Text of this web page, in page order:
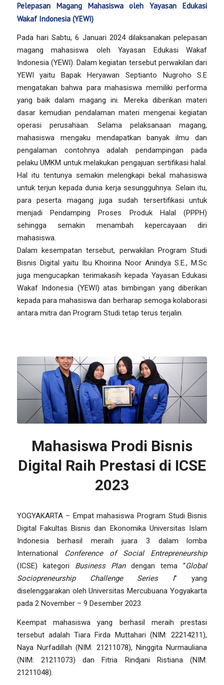
Pelepasan Magang Mahasiswa oleh Yayasan Edukasi
Wakaf Indonesia (YEWI)
Pada hari Sabtu, 6 Januari 2024 dilaksanakan pelepasan
magang mahasiswa oleh Yayasan Edukasi Wakaf
Indonesia (YEWI). Dalam kegiatan tersebut perwakilan dari
YEWI yaitu Bapak Heryawan Septianto Nugroho S.E
mengatakan bahwa para mahasiswa memiliki performa
yang baik dalam magang ini. Mereka diberikan materi
dasar kemudian pendalaman materi mengenai kegiatan
operasi perusahaan. Selama pelaksanaan magang,
mahasiswa mengaku mendapatkan banyak ilmu dan
pengalaman contohnya adalah pendampingan pada
pelaku UMKM untuk melakukan pengajuan sertifikasi halal.
Hal itu tentunya semakin melengkapi bekal mahasiswa
untuk terjun kepada dunia kerja sesungguhnya. Selain itu,
para peserta magang juga sudah tersertifikasi untuk
menjadi Pendamping Proses Produk Halal (PPPH)
sehingga semakin menambah kepercayaan diri
mahasiswa.
Dalam kesempatan tersebut, perwakilan Program Studi
Bisnis Digital yaitu Ibu Khoirina Noor Anindya S.E., M.Sc
juga mengucapkan terimakasih kepada Yayasan Edukasi
Wakaf Indonesia (YEWI) atas bimbingan yang diberikan
kepada para mahasiswa dan berharap semoga kolaborasi
antara mitra dan Program Studi tetap terus terjalin.
Mahasiswa Prodi Bisnis
Digital Raih Prestasi di ICSE
2023
YOGYAKARTA – Empat mahasiswa Program Studi Bisnis
Digital Fakultas Bisnis dan Ekonomika Universitas Islam
Indonesia berhasil meraih juara 3 dalam lomba
International Conference of Social Entrepreneurship
(ICSE) kategori Business Plandengan tema “Global
Sociopreneurship Challenge Series I” yang
diselenggarakan oleh Universitas Mercubuana Yogyakarta
pada 2 November – 9 Desember 2023.
Keempat mahasiswa yang berhasil meraih prestasi
tersebut adalah Tiara Firda Muttahari (NIM: 22214211),
Naya Nurfadillah (NIM: 21211078), Ninggita Nurmauliana
(NIM: 21211073) dan Fitria Rindjani Ristiana (NIM:
21211048).